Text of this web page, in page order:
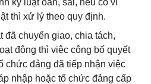
kỷ luật oan, sai, nếu có vi
thì xử lý theo quy định.
đã chuyển giao, chia tách,
động thì việc công bố quyết
chức đảng đã tiếp nhận việc
nhập hoặc tổ chức đảng cấp